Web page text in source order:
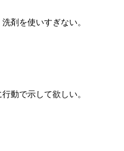
剤を使いすぎない。
動で示して欲しい。